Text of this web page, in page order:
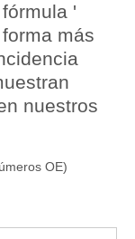
'
más
nuestros
OE)